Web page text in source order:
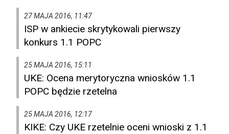
27 MAJA 2016, 11:47
ISP w ankiecie skrytykowali pierwszy
konkurs 1.1 POPC
25 MAJA 2016, 15:11
UKE: Ocena merytoryczna wniosków 1.1
POPC będzie rzetelna
25 MAJA 2016, 12:17
KIKE: Czy UKE rzetelnie oceni wnioski z 1.1